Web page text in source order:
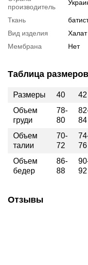
производитель
Ткань
Вид изделия
Халат
Мембрана
Нет
Таблица размеров
Размеры 40 42
Объем
груди
78-
80
84
Объем
талии
70-
72
76
Объем
бедер
86-
88
92
Отзывы